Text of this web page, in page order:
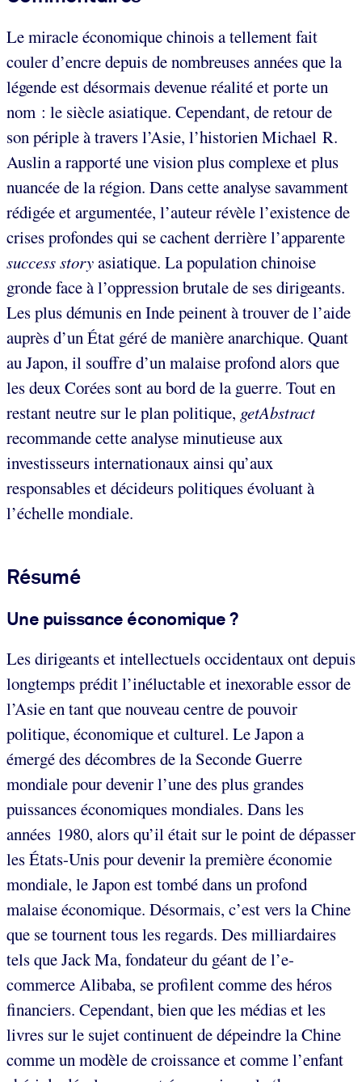
Le miracle économique chinois a tellement fait
couler d’encre depuis de nombreuses années que la
légende est désormais devenue réalité et porte un
nom : le siècle asiatique. Cependant, de retour de
son périple à travers l’Asie, l’historien Michael R.
Auslin a rapporté une vision plus complexe et plus
nuancée de la région. Dans cette analyse savamment
rédigée et argumentée, l’auteur révèle l’existence de
crises profondes qui se cachent derrière l’apparente
success storyasiatique. La population chinoise
gronde face à l’oppression brutale de ses dirigeants.
Les plus démunis en Inde peinent à trouver de l’aide
auprès d’un État géré de manière anarchique. Quant
au Japon, il souffre d’un malaise profond alors que
les deux Corées sont au bord de la guerre. Tout en
restant neutre sur le plan politique, getAbstract
recommande cette analyse minutieuse aux
investisseurs internationaux ainsi qu’aux
responsables et décideurs politiques évoluant à
l’échelle mondiale.
Résumé
Une puissance économique ?
Les dirigeants et intellectuels occidentaux ont depuis
longtemps prédit l’inéluctable et inexorable essor de
l’Asie en tant que nouveau centre de pouvoir
politique, économique et culturel. Le Japon a
émergé des décombres de la Seconde Guerre
mondiale pour devenir l’une des plus grandes
puissances économiques mondiales. Dans les
années 1980, alors qu’il était sur le point de dépasser
les États-Unis pour devenir la première économie
mondiale, le Japon est tombé dans un profond
malaise économique. Désormais, c’est vers la Chine
que se tournent tous les regards. Des milliardaires
tels que Jack Ma, fondateur du géant de l’e-
commerce Alibaba, se profilent comme des héros
financiers. Cependant, bien que les médias et les
livres sur le sujet continuent de dépeindre la Chine
comme un modèle de croissance et comme l’enfant